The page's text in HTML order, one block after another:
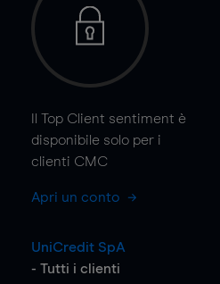
Il Top Client sentiment è
disponibile solo per i
clienti CMC
Apri un conto
UniCredit SpA
- Tutti i clienti